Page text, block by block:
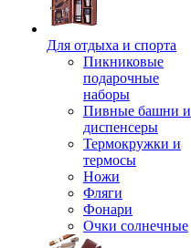
Для отдыха и спорта
Пикниковые
подарочные
наборы
Пивные башни и
диспенсеры
Термокружки и
термосы
Ножи
Фляги
Фонари
Очки солнечные